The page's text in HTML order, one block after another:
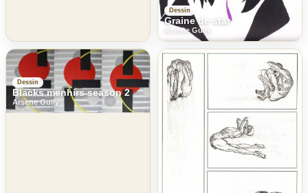
Dessin
Graine de star
Arsene Gully
Dessin
Blacks menhirs season 2
Arsene Gully